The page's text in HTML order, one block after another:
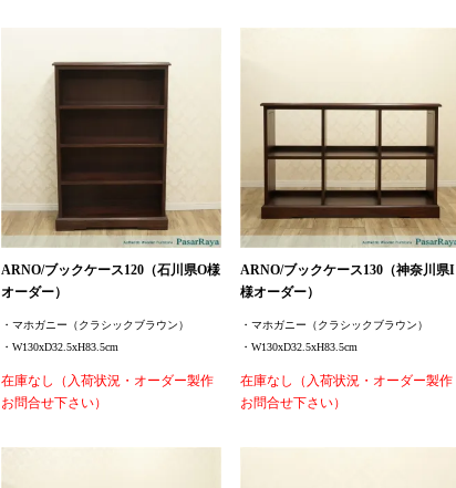
ARNO/ブックケース120（石川県O様
オーダー）
・マホガニー（クラシックブラウン）
・W130xD32.5xH83.5cm
在庫なし（入荷状況・オーダー製作
お問合せ下さい）
ARNO/ブックケース130（神奈川県I
様オーダー）
・マホガニー（クラシックブラウン）
・W130xD32.5xH83.5cm
在庫なし（入荷状況・オーダー製作
お問合せ下さい）